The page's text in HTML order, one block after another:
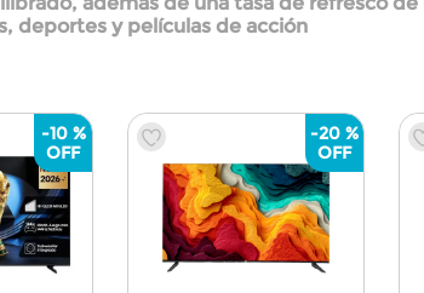
deportes y películas de acción
-10 % -20 %